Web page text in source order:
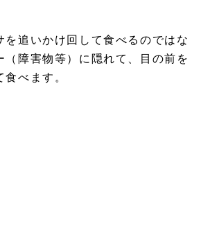
を追いかけ回して食べるのではな
（障害物等）に隠れて、目の前を
べます。